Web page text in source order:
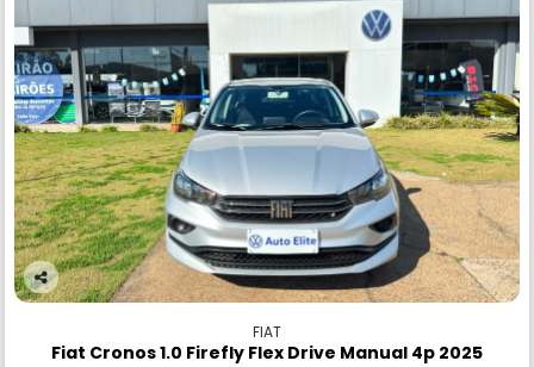
Co
FIAT
Fiat Cronos 1.0 Firefly Flex Drive Manual 4p 2025